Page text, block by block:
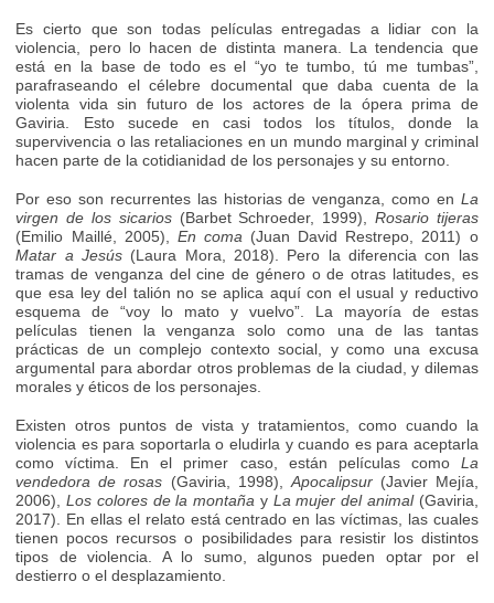
Es cierto que son todas películas entregadas a lidiar con la
violencia, pero lo hacen de distinta manera. La tendencia que
está en la base de todo es el “yo te tumbo, tú me tumbas”,
parafraseando el célebre documental que daba cuenta de la
violenta vida sin futuro de los actores de la ópera prima de
Gaviria. Esto sucede en casi todos los títulos, donde la
supervivencia o las retaliaciones en un mundo marginal y criminal
hacen parte de la cotidianidad de los personajes y su entorno.
Por eso son recurrentes las historias de venganza, como en La
virgen de los sicarios(Barbet Schroeder, 1999), Rosario tijeras
(Emilio Maillé, 2005), En coma (Juan David Restrepo, 2011) o
Matar a Jesús (Laura Mora, 2018). Pero la diferencia con las
tramas de venganza del cine de género o de otras latitudes, es
que esa ley del talión no se aplica aquí con el usual y reductivo
esquema de “voy lo mato y vuelvo”. La mayoría de estas
películas tienen la venganza solo como una de las tantas
prácticas de un complejo contexto social, y como una excusa
argumental para abordar otros problemas de la ciudad, y dilemas
morales y éticos de los personajes.
Existen otros puntos de vista y tratamientos, como cuando la
violencia es para soportarla o eludirla y cuando es para aceptarla
como víctima. En el primer caso, están películas como La
vendedora de rosas (Gaviria, 1998), Apocalipsur(Javier Mejía,
2006),Los colores de la montaña y La mujer del animal(Gaviria,
2017). En ellas el relato está centrado en las víctimas, las cuales
tienen pocos recursos o posibilidades para resistir los distintos
tipos de violencia. A lo sumo, algunos pueden optar por el
destierro o el desplazamiento.